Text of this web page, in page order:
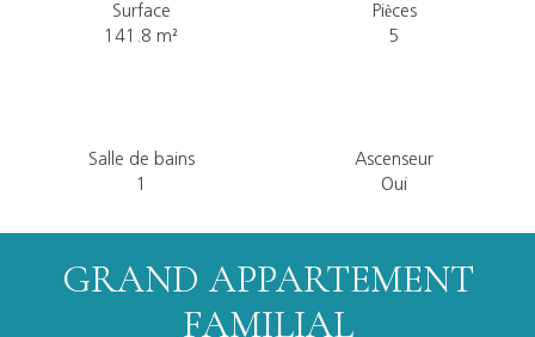
Surface
141.8 m²
Pièces
5
Salle de bains
1
Ascenseur
Oui
GRAND APPARTEMENT
FAMILIAL